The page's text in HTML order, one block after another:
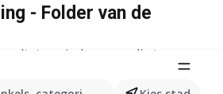
- Folder van de
vinden voor die term.
in actie – Waar te